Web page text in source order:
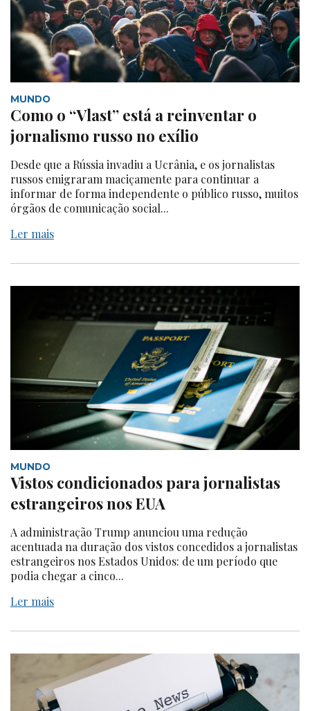
MUNDO
Como o “Vlast” está a reinventar o
jornalismo russo no exílio
Desde que a Rússia invadiu a Ucrânia, e os jornalistas
russos emigraram maciçamente para continuar a
informar de forma independente o público russo, muitos
órgãos de comunicação social...
Ler mais
MUNDO
Vistos condicionados para jornalistas
estrangeiros nos EUA
A administração Trump anunciou uma redução
acentuada na duração dos vistos concedidos a jornalistas
estrangeiros nos Estados Unidos: de um período que
podia chegar a cinco...
Ler mais